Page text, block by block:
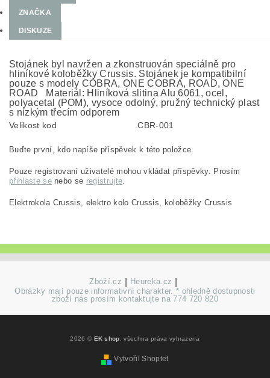
ZNAČKA
DISKUZE
Stojánek byl navržen a zkonstruován speciálně pro
hliníkové koloběžky Crussis. Stojánek je kompatibilní
pouze s modely COBRA, ONE COBRA, ROAD, ONE
ROAD Materiál: Hliníková slitina Alu 6061, ocel,
polyacetal (POM), vysoce odolný, pružný technický plast
s nízkým třecím odporem
Velikost kod .CBR-001
Buďte první, kdo napíše příspěvek k této položce.
Pouze registrovaní uživatelé mohou vkládat příspěvky. Prosím
přihlaste senebo se registrujte.
Elektrokola Crussis, elektro kolo Crussis, koloběžky Crussis
Zboží.cz Heureka.cz
Obrázky mají pouze informativní charakter. * ohledně dostupnosti
zboží nás prosím kontaktujte na 774 720 820
2026 © EK shop, všechna práva vyhrazena
Vytvořil Shoptet